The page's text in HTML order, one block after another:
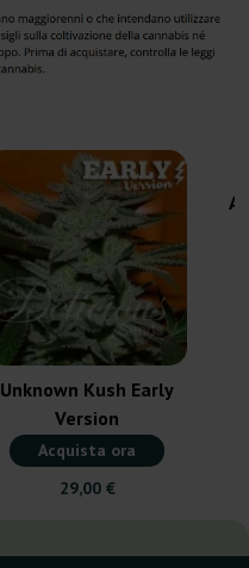
Unknown Kush Early
Version
Acquista ora
29,00 €